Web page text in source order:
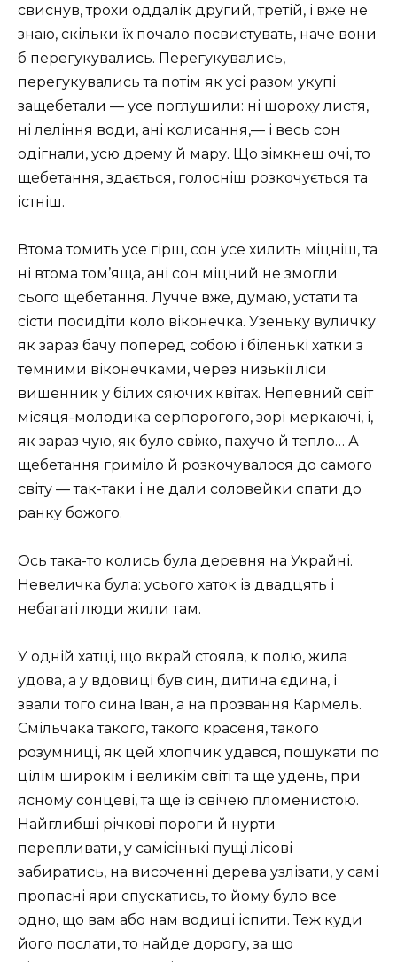
свиснув, трохи оддалік другий, третій, і вже не
знаю, скільки їх почало посвистувать, наче вони
б перегукувались. Перегукувались,
перегукувались та потім як усі разом укупі
защебетали — усе поглушили: ні шороху листя,
ні леління води, ані колисання,— і весь сон
одігнали, усю дрему й мару. Що зімкнеш очі, то
щебетання, здається, голосніш розкочується та
істніш.
Втома томить усе гірш, сон усе хилить міцніш, та
ні втома том’яща, ані сон міцний не змогли
сього щебетання. Лучче вже, думаю, устати та
сісти посидіти коло віконечка. Узеньку вуличку
як зараз бачу поперед собою і біленькі хатки з
темними віконечками, через низькії ліси
вишенник у білих сяючих квітах. Непевний світ
місяця-молодика серпорогого, зорі меркаючі, і,
як зараз чую, як було свіжо, пахучо й тепло… А
щебетання гриміло й розкочувалося до самого
світу — так-таки і не дали соловейки спати до
ранку божого.
Ось така-то колись була деревня на Украйні.
Невеличка була: усього хаток із двадцять і
небагаті люди жили там.
У одній хатці, що вкрай стояла, к полю, жила
удова, а у вдовиці був син, дитина єдина, і
звали того сина Іван, а на прозвання Кармель.
Смільчака такого, такого красеня, такого
розумниці, як цей хлопчик удався, пошукати по
цілім широкім і великім світі та ще удень, при
ясному сонцеві, та ще із свічею пломенистою.
Найглибші річкові пороги й нурти
перепливати, у самісінькі пущі лісові
забиратись, на височенні дерева узлізати, у самі
пропасні яри спускатись, то йому було все
одно, що вам або нам водиці іспити. Теж куди
його послати, то найде дорогу, за що